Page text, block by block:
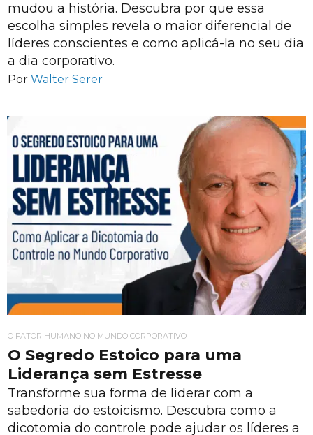
mudou a história. Descubra por que essa
escolha simples revela o maior diferencial de
líderes conscientes e como aplicá-la no seu dia
a dia corporativo.
Por Walter Serer
O FATOR HUMANO NO MUNDO CORPORATIVO
O Segredo Estoico para uma
Liderança sem Estresse
Transforme sua forma de liderar com a
sabedoria do estoicismo. Descubra como a
dicotomia do controle pode ajudar os líderes a